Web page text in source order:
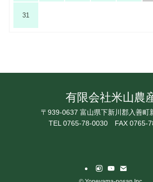
31
有限会社米山農
〒939-0637 富山県下新川郡入善
TEL 0765-78-0030FAX 0765-